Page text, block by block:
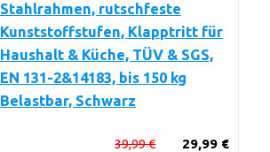
Stahlrahmen, rutschfeste
Kunststoffstufen, Klapptritt für
Haushalt & Küche, TÜV & SGS,
EN 131-2&14183, bis 150 kg
Belastbar, Schwarz
29,99 €
39,99 €